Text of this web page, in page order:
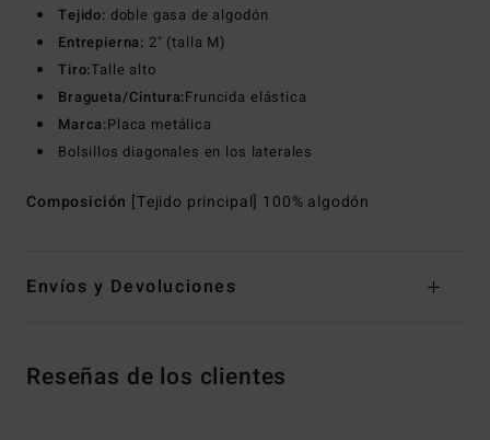
Tejido: doble gasa de algodón
Entrepierna: 2" (talla M)
Tiro:Talle alto
Bragueta/Cintura:Fruncida elástica
Marca:Placa metálica
Bolsillos diagonales en los laterales
Composición [Tejido principal] 100% algodón
Envíos y Devoluciones
Reseñas de los clientes